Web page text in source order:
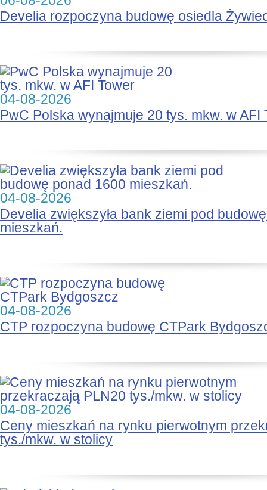
Develia rozpoczyna budowę osiedla
04-08-2026
PwC Polska wynajmuje 20 tys. mkw. w AFI
04-08-2026
Develia zwiększyła bank ziemi pod
mieszkań.
04-08-2026
CTP rozpoczyna budowę CTPark
04-08-2026
Ceny mieszkań na rynku pierwotnym
tys./mkw. w stolicy